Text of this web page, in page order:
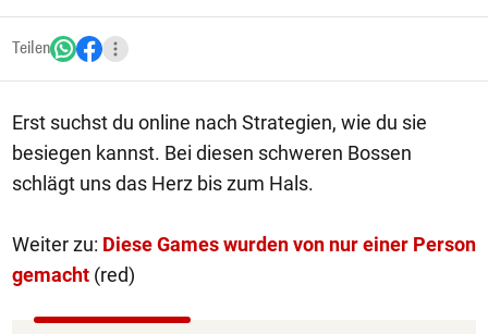
Teilen
Erst suchst du online nach Strategien, wie du sie
besiegen kannst. Bei diesen schweren Bossen
schlägt uns das Herz bis zum Hals.
Weiter zu: Diese Games wurden von nur einer Person
gemacht (red)